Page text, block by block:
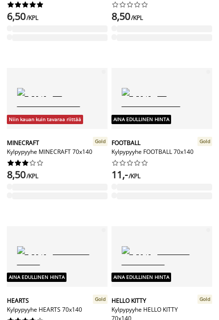






6,50/KPL






8,50/KPL
Niin kauan kuin tavaraa riittää
MINECRAFT
Kylpypyyhe MINECRAFT 70x140
Gold






8,50/KPL
AINA EDULLINEN HINTA
FOOTBALL
Kylpypyyhe FOOTBALL 70x140
Gold






11,-/KPL
AINA EDULLINEN HINTA
HEARTS
Kylpypyyhe HEARTS 70x140
Gold
AINA EDULLINEN HINTA
HELLO KITTY
Kylpypyyhe HELLO KITTY
70x140
Gold